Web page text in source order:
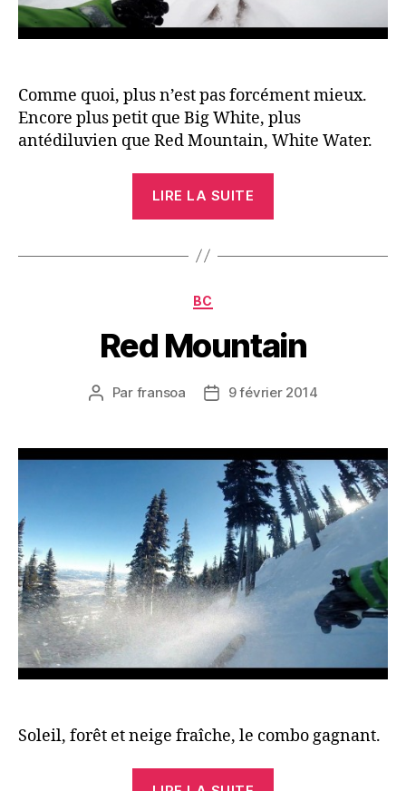
Comme quoi, plus n’est pas forcément mieux.
Encore plus petit que Big White, plus
antédiluvien que Red Mountain, White Water.
LIRE LA SUITE
Whitewater »
Catégories
BC
Red Mountain
Auteur
Par fransoa
Date9 février 2014
Soleil, forêt et neige fraîche, le combo gagnant.